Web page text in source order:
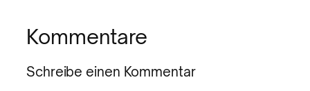
Kommentare
Schreibe einen Kommentar